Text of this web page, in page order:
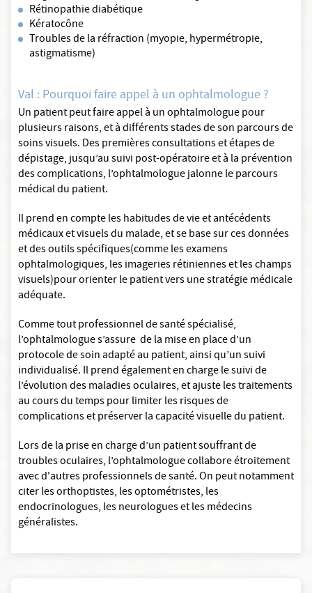
Rétinopathie diabétique
Kératocône
Troubles de la réfraction (myopie, hypermétropie,
astigmatisme)
Val : Pourquoi faire appel à un ophtalmologue ?
Un patient peut faire appel à un ophtalmologue pour
plusieurs raisons, et à différents stades de son parcours de
soins visuels. Des premières consultations et étapes de
dépistage, jusqu’au suivi post-opératoire et à la prévention
des complications, l’ophtalmologue jalonne le parcours
médical du patient.
Il prend en compte les habitudes de vie et antécédents
médicaux et visuels du malade, et se base sur ces données
et des outils spécifiques(comme les examens
ophtalmologiques, les imageries rétiniennes et les champs
visuels)pour orienter le patient vers une stratégie médicale
adéquate.
Comme tout professionnel de santé spécialisé,
l’ophtalmologue s’assure de la mise en place d’un
protocole de soin adapté au patient, ainsi qu’un suivi
individualisé. Il prend également en charge le suivi de
l’évolution des maladies oculaires, et ajuste les traitements
au cours du temps pour limiter les risques de
complications et préserver la capacité visuelle du patient.
Lors de la prise en charge d’un patient souffrant de
troubles oculaires, l’ophtalmologue collabore étroitement
avec d'autres professionnels de santé. On peut notamment
citer les orthoptistes, les optométristes, les
endocrinologues, les neurologues et les médecins
généralistes.